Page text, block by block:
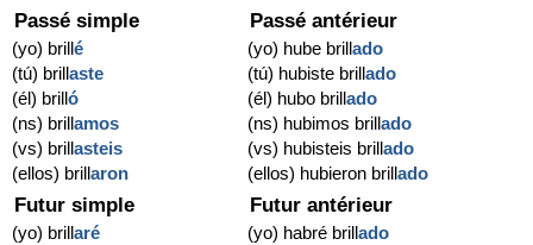
Passé simple
(yo) brillé
(tú) brillaste
(él) brilló
(ns) brillamos
(vs) brillasteis
(ellos) brillaron
Passé antérieur
(yo) hube brillado
(tú) hubiste brillado
(él) hubo brillado
(ns) hubimos brillado
(vs) hubisteis brillado
(ellos) hubieron brillado
Futur simple
(yo) brillaré
Futur antérieur
(yo) habré brillado